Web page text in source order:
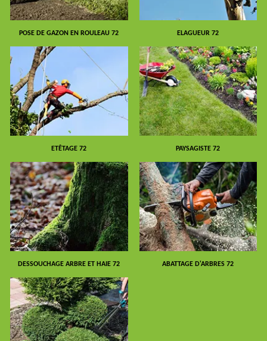
POSE DE GAZON EN ROULEAU 72 ELAGUEUR 72
ETÊTAGE 72 PAYSAGISTE 72
DESSOUCHAGE ARBRE ET HAIE 72 ABATTAGE D'ARBRES 72